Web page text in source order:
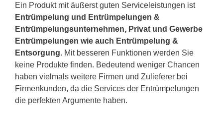
Ein Produkt mit äußerst guten Serviceleistungen ist
Entrümpelung und Entrümpelungen &
Entrümpelungsunternehmen, Privat und Gewerbe
Entrümpelungen wie auch Entrümpelung &
Entsorgung. Mit besseren Funktionen werden Sie
keine Produkte finden. Bedeutend weniger Chancen
haben vielmals weitere Firmen und Zulieferer bei
Firmenkunden, da die Services der Entrümpelungen
die perfekten Argumente haben.